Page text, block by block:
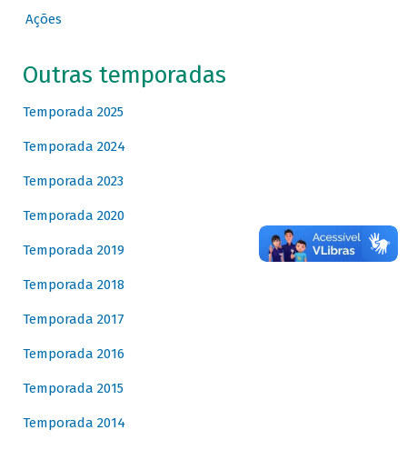
Ações
Outras temporadas
Temporada 2025
Temporada 2024
Temporada 2023
Temporada 2020
Temporada 2019
Temporada 2018
Temporada 2017
Temporada 2016
Temporada 2015
Temporada 2014